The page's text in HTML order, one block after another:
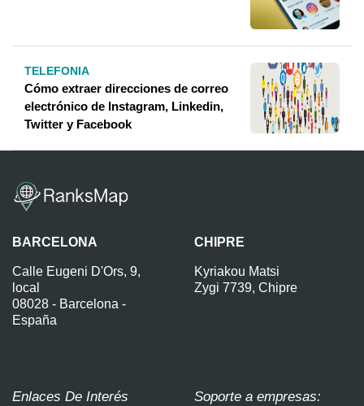
TELEFONIA
Cómo extraer direcciones de correo
electrónico de Instagram, Linkedin,
Twitter y Facebook
BARCELONA
Calle Eugeni D'Ors, 9,
local
08028 - Barcelona -
España
CHIPRE
Kyriakou Matsi
Zygi 7739, Chipre
Enlaces De Interés Soporte a empresas: